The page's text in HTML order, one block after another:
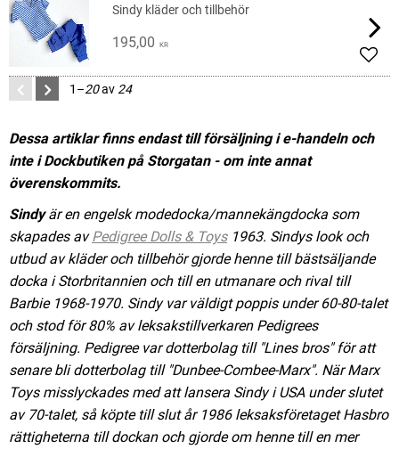
Sindy kläder och tillbehör
195,00 KR
1–20av 24
Dessa artiklar finns endast till försäljning i e-handeln och
inte i Dockbutiken på Storgatan - om inte annat
överenskommits.
Sindyär en engelsk modedocka/mannekängdocka som
skapades avPedigree Dolls & Toys1963. Sindys look och
utbud av kläder och tillbehör gjorde henne till bästsäljande
docka i Storbritannien och till en utmanare och rival till
Barbie 1968-1970. Sindy var väldigt poppis under 60-80-talet
och stod för 80% av leksakstillverkaren Pedigrees
försäljning. Pedigree var dotterbolag till "Lines bros" för att
senare bli dotterbolag till "Dunbee-Combee-Marx". När Marx
Toys misslyckades med att lansera Sindy i USA under slutet
av 70-talet, så köpte till slut år 1986 leksaksföretaget Hasbro
rättigheterna till dockan och gjorde om henne till en mer